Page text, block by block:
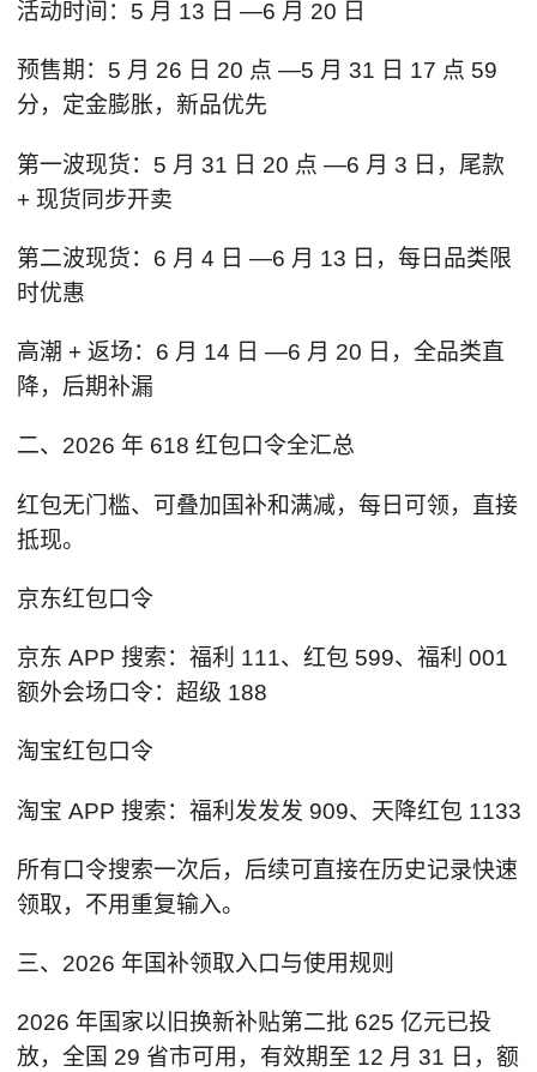
活动时间：5 月 13 日 —6 月 20 日
预售期：5 月 26 日 20 点 —5 月 31 日 17 点 59
分，定金膨胀，新品优先
第一波现货：5 月 31 日 20 点 —6 月 3 日，尾款
+ 现货同步开卖
第二波现货：6 月 4 日 —6 月 13 日，每日品类限
时优惠
高潮 + 返场：6 月 14 日 —6 月 20 日，全品类直
降，后期补漏
二、2026 年 618 红包口令全汇总
红包无门槛、可叠加国补和满减，每日可领，直接
抵现。
京东红包口令
京东 APP 搜索：福利 111、红包 599、福利 001
额外会场口令：超级 188
淘宝红包口令
淘宝 APP 搜索：福利发发发 909、天降红包 1133
所有口令搜索一次后，后续可直接在历史记录快速
领取，不用重复输入。
三、2026 年国补领取入口与使用规则
2026 年国家以旧换新补贴第二批 625 亿元已投
放，全国 29 省市可用，有效期至 12 月 31 日，额